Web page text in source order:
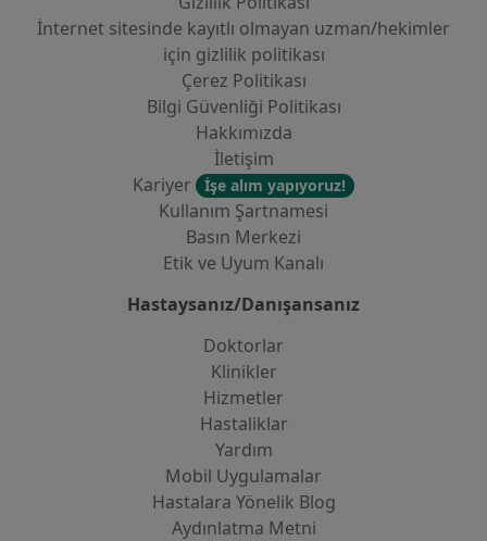
İnternet sitesinde kayıtlı olmayan uzman/hekimler
i̇çin gizlilik politikası
Çerez Politikası
Bilgi Güvenliği Politikası
Hakkımızda
İletişim
Kariyer
İşe alım yapıyoruz!
Kullanım Şartnamesi
Basın Merkezi
Etik ve Uyum Kanalı
Hastaysanız/Danışansanız
Doktorlar
Klinikler
Hizmetler
Hastaliklar
Yardım
Mobil Uygulamalar
Hastalara Yönelik Blog
Aydınlatma Metni